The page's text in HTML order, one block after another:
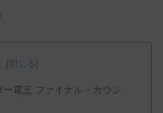
電王 ファイナル・カウン